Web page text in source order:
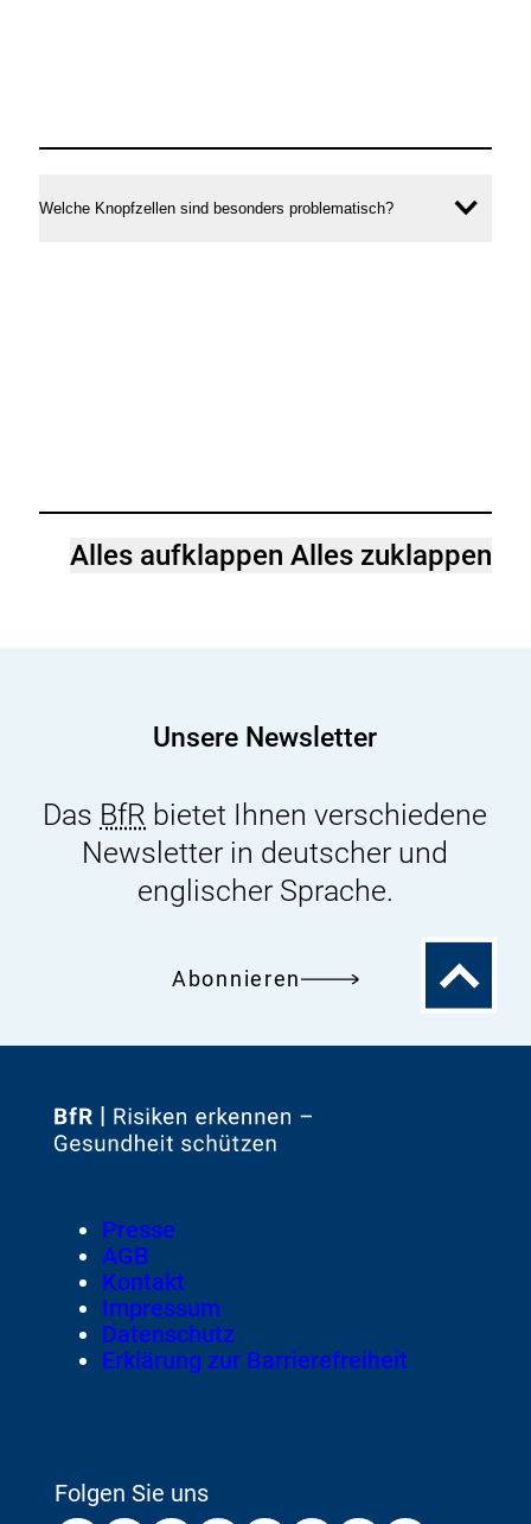
Welche Knopfzellen sind besonders problematisch?
Alles aufklappenAlles zuklappen
Unsere Newsletter
Das BfR bietet Ihnen verschiedene
Newsletter in deutscher und
englischer Sprache.
Abonnieren
Zum
Zur
Footer
Meta-
Navigation
Presse
AGB
Kontakt
Impressum
Datenschutz
Erklärung zur Barrierefreiheit
Folgen Sie uns